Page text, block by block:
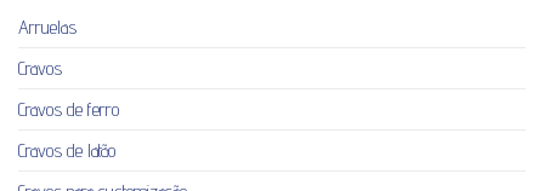
Arruelas
Cravos
Cravos de ferro
Cravos de latão